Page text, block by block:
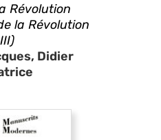
Révolution
la Révolution
III)
Didier